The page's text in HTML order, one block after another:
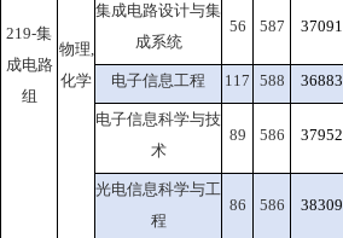
219-集
成电路
组
物理,
化学
集成电路设计与集
成系统
56 587 37091
电子信息工程 117 588 36883
电子信息科学与技
术
89 586 37952
光电信息科学与工
程
86 586 38309